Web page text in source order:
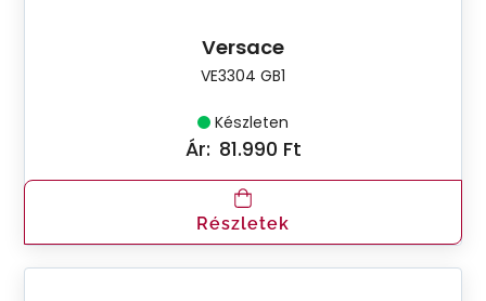
Versace
VE3304 GB1
Készleten
Ár: 81.990 Ft
Részletek